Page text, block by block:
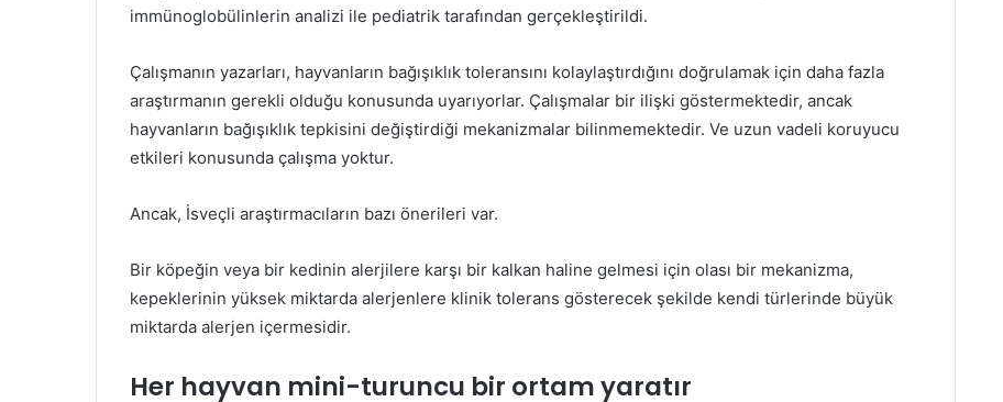
immünoglobülinlerin analizi ile pediatrik tarafından gerçekleştirildi.
Çalışmanın yazarları, hayvanların bağışıklık toleransını kolaylaştırdığını doğrulamak için daha fazla
araştırmanın gerekli olduğu konusunda uyarıyorlar. Çalışmalar bir ilişki göstermektedir, ancak
hayvanların bağışıklık tepkisini değiştirdiği mekanizmalar bilinmemektedir. Ve uzun vadeli koruyucu
etkileri konusunda çalışma yoktur.
Ancak, İsveçli araştırmacıların bazı önerileri var.
Bir köpeğin veya bir kedinin alerjilere karşı bir kalkan haline gelmesi için olası bir mekanizma,
kepeklerinin yüksek miktarda alerjenlere klinik tolerans gösterecek şekilde kendi türlerinde büyük
miktarda alerjen içermesidir.
Her hayvan mini-turuncu bir ortam yaratır